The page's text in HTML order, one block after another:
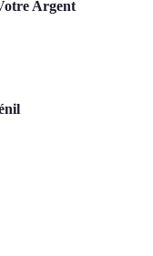
Argent